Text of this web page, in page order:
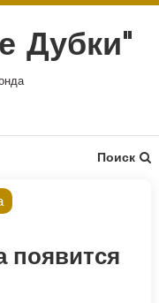
Дубки"
Поиск
появится